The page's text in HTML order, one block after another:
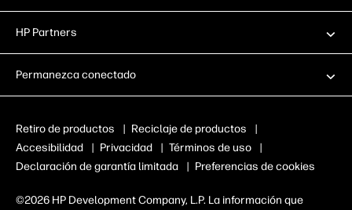
HP Partners
Permanezca conectado
Retiro de productos | Reciclaje de productos
|
Accesibilidad
| Privacidad | Términos de uso
|
Declaración de garantía limitada
| Preferencias de cookies
©2026 HP Development Company, L.P. La información que